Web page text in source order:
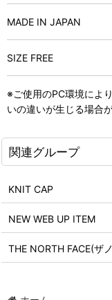
MADE IN JAPAN
SIZE FREE
※ご使用のPC環境によ
いの違いが生じる場合
関連グループ
KNIT CAP
NEW WEB UP ITEM
THE NORTH FACE(ザ